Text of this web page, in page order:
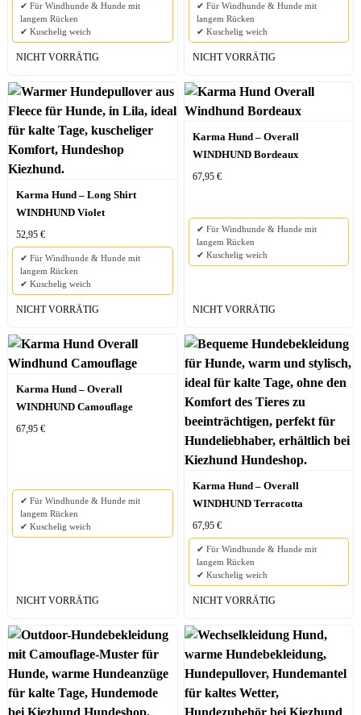
✔ Für Windhunde & Hunde mit
langem Rücken
✔ Kuschelig weich
NICHT VORRÄTIG
✔ Für Windhunde & Hunde mit
langem Rücken
✔ Kuschelig weich
NICHT VORRÄTIG
Karma Hund – Long Shirt
WINDHUND Violet
52,95 €
✔ Für Windhunde & Hunde mit
langem Rücken
✔ Kuschelig weich
NICHT VORRÄTIG
Karma Hund – Overall
WINDHUND Bordeaux
67,95 €
✔ Für Windhunde & Hunde mit
langem Rücken
✔ Kuschelig weich
NICHT VORRÄTIG
Karma Hund – Overall
WINDHUND Camouflage
67,95 €
✔ Für Windhunde & Hunde mit
langem Rücken
✔ Kuschelig weich
NICHT VORRÄTIG
Karma Hund – Overall
WINDHUND Terracotta
67,95 €
✔ Für Windhunde & Hunde mit
langem Rücken
✔ Kuschelig weich
NICHT VORRÄTIG